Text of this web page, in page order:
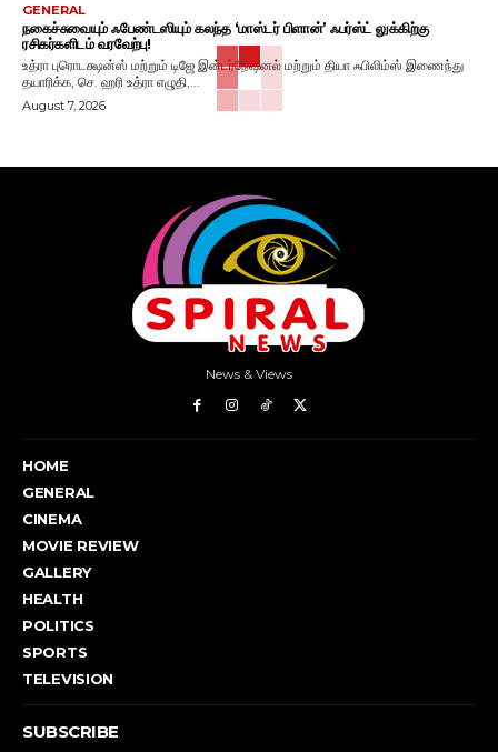
GENERAL
நகைச்சுவையும் ஃபேண்டஸியும் கலந்த ‘மாஸ்டர் பிளான்’ ஃபர்ஸ்ட் லுக்கிற்கு
ரசிகர்களிடம் வரவேற்பு!
உத்ரா புரொடக்ஷன்ஸ் மற்றும் டிஜே இன்டர்நேஷனல் மற்றும் தியா ஃபிலிம்ஸ் இணைந்து
தயாரிக்க, செ. ஹரி உத்ரா எழுதி,...
August 7, 2026
News & Views
HOME
GENERAL
CINEMA
MOVIE REVIEW
GALLERY
HEALTH
POLITICS
SPORTS
TELEVISION
SUBSCRIBE